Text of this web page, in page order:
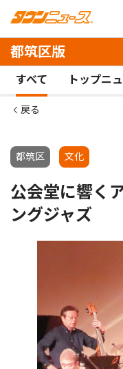
都筑区版
すべて トップニ
戻る
都筑区 文化
公会堂に響く
ングジャズ